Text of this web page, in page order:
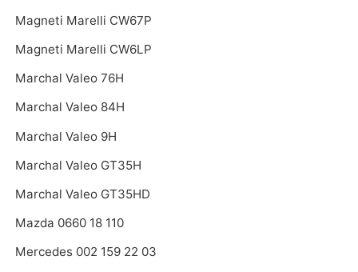
Magneti Marelli CW67P
Magneti Marelli CW6LP
Marchal Valeo 76H
Marchal Valeo 84H
Marchal Valeo 9H
Marchal Valeo GT35H
Marchal Valeo GT35HD
Mazda 0660 18 110
Mercedes 002 159 22 03